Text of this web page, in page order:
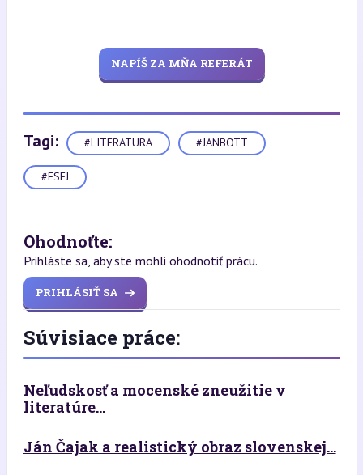
NAPÍŠ ZA MŇA REFERÁT
Tagi: #LITERATURA #JANBOTT
#ESEJ
Ohodnoťte:
Prihláste sa, aby ste mohli ohodnotiť prácu.
PRIHLÁSIŤ SA
Súvisiace práce:
Neľudskosť a mocenské zneužitie v
literatúre...
Ján Čajak a realistický obraz slovenskej...